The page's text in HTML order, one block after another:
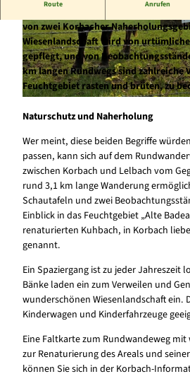
© Stadt Korbach, Katja König/Miriam Leister |
CC-BY-SA
© Stadt
Route Anrufen
von zwei Korbacher
Wiesenlandschaft wird von
gepflegt, und von
km langen Rundwegs sind zahlreiche
Feuchtgebiet rasten und brüten, zu
Naturschutz und Naherholung
Wer meint, diese beiden Begriffe
passen, kann sich auf dem
zwischen Korbach und Lelbach vom
rund 3,1 km lange Wanderung
Schautafeln und zwei
Einblick in das Feuchtgebiet „Alte
renaturierten Kuhbach, in Korbach
genannt.
Ein Spaziergang ist zu jeder Jahreszeit
Bänke laden ein zum Verweilen und
wunderschönen Wiesenlandschaft ein.
Kinderwagen und Kinderfahrzeuge
Eine Faltkarte zum Rundwandeweg
zur Renaturierung des Areals und
können Sie sich in der Korbach-